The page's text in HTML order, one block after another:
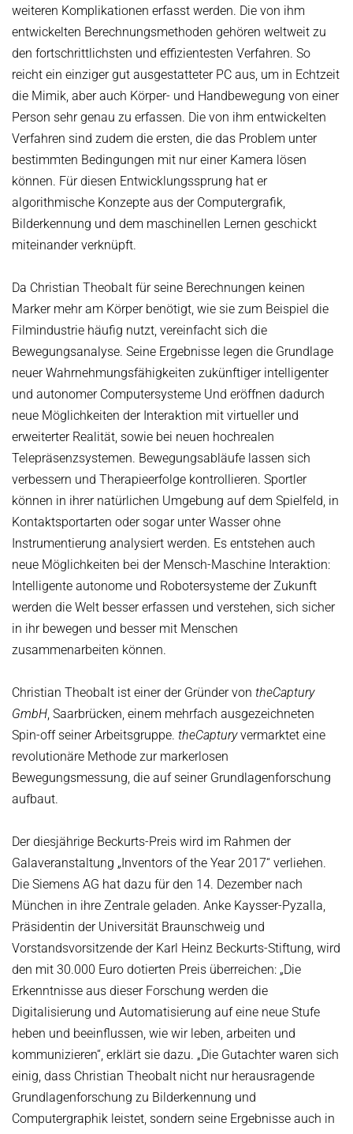
weiteren Komplikationen erfasst werden. Die von ihm
entwickelten Berechnungsmethoden gehören weltweit zu
den fortschrittlichsten und effizientesten Verfahren. So
reicht ein einziger gut ausgestatteter PC aus, um in Echtzeit
die Mimik, aber auch Körper- und Handbewegung von einer
Person sehr genau zu erfassen. Die von ihm entwickelten
Verfahren sind zudem die ersten, die das Problem unter
bestimmten Bedingungen mit nur einer Kamera lösen
können. Für diesen Entwicklungssprung hat er
algorithmische Konzepte aus der Computergrafik,
Bilderkennung und dem maschinellen Lernen geschickt
miteinander verknüpft.
Da Christian Theobalt für seine Berechnungen keinen
Marker mehr am Körper benötigt, wie sie zum Beispiel die
Filmindustrie häufig nutzt, vereinfacht sich die
Bewegungsanalyse. Seine Ergebnisse legen die Grundlage
neuer Wahrnehmungsfähigkeiten zukünftiger intelligenter
und autonomer Computersysteme Und eröffnen dadurch
neue Möglichkeiten der Interaktion mit virtueller und
erweiterter Realität, sowie bei neuen hochrealen
Telepräsenzsystemen. Bewegungsabläufe lassen sich
verbessern und Therapieerfolge kontrollieren. Sportler
können in ihrer natürlichen Umgebung auf dem Spielfeld, in
Kontaktsportarten oder sogar unter Wasser ohne
Instrumentierung analysiert werden. Es entstehen auch
neue Möglichkeiten bei der Mensch-Maschine Interaktion:
Intelligente autonome und Robotersysteme der Zukunft
werden die Welt besser erfassen und verstehen, sich sicher
in ihr bewegen und besser mit Menschen
zusammenarbeiten können.
Christian Theobalt ist einer der Gründer von theCaptury
GmbH, Saarbrücken, einem mehrfach ausgezeichneten
Spin-off seiner Arbeitsgruppe. theCapturyvermarktet eine
revolutionäre Methode zur markerlosen
Bewegungsmessung, die auf seiner Grundlagenforschung
aufbaut.
Der diesjährige Beckurts-Preis wird im Rahmen der
Galaveranstaltung „Inventors of the Year 2017“ verliehen.
Die Siemens AG hat dazu für den 14. Dezember nach
München in ihre Zentrale geladen. Anke Kaysser-Pyzalla,
Präsidentin der Universität Braunschweig und
Vorstandsvorsitzende der Karl Heinz Beckurts-Stiftung, wird
den mit 30.000 Euro dotierten Preis überreichen: „Die
Erkenntnisse aus dieser Forschung werden die
Digitalisierung und Automatisierung auf eine neue Stufe
heben und beeinflussen, wie wir leben, arbeiten und
kommunizieren“, erklärt sie dazu. „Die Gutachter waren sich
einig, dass Christian Theobalt nicht nur herausragende
Grundlagenforschung zu Bilderkennung und
Computergraphik leistet, sondern seine Ergebnisse auch in